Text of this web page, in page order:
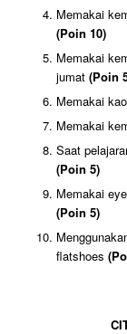
Memakai
(Poin 10)
Memakai
jumat (Poin
Memakai
Memakai
Saat
(Poin 5)
Memakai
(Poin 5)
flatshoes